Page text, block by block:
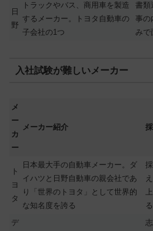
日
野
トラックやバス、商用車を製造
するメーカー。トヨタ自動車の
子会社の1つ
書類
事の
みで
入社試験が難しいメーカー
メ
ー
カ
ー
メーカー紹介
ト
ヨ
タ
日本最大手の自動車メーカー。ダ
イハツと日野自動車の親会社であ
り「世界のトヨタ」として世界的
な知名度を誇る
デ